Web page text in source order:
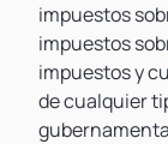
impuestos
impuestos
impuestos y
de cualquier